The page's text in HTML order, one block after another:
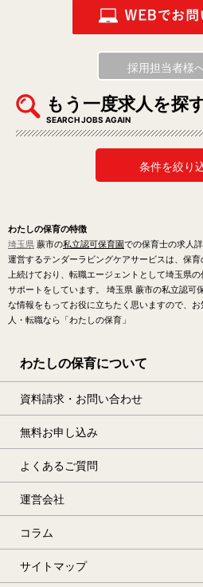
採用担当者様
もう一度求人を探
SEARCH JOBS AGAIN
条件を絞り
わたしの保育の特徴
埼玉県 蕨市の私立認可保育園での保育士の求人
運営するテンダーラビングケアサービスは、保
上続けており、転職エージェントとして埼玉県
サポートをしています。 埼玉県 蕨市の私立認可
な情報をもってお役に立ちたく思いますので、
人・転職なら「わたしの保育」
わたしの保育について
資料請求・お問い合わせ
無料お申し込み
よくあるご質問
運営会社
コラム
サイトマップ